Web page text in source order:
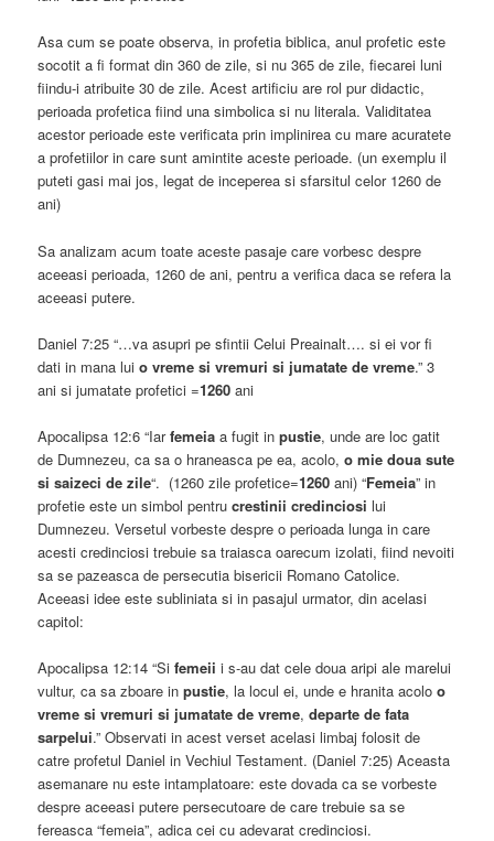
Asa cum se poate observa, in profetia biblica, anul profetic este
socotit a fi format din 360 de zile, si nu 365 de zile, fiecarei luni
fiindu-i atribuite 30 de zile. Acest artificiu are rol pur didactic,
perioada profetica fiind una simbolica si nu literala. Validitatea
acestor perioade este verificata prin implinirea cu mare acuratete
a profetiilor in care sunt amintite aceste perioade. (un exemplu il
puteti gasi mai jos, legat de inceperea si sfarsitul celor 1260 de
ani)
Sa analizam acum toate aceste pasaje care vorbesc despre
aceeasi perioada, 1260 de ani, pentru a verifica daca se refera la
aceeasi putere.
Daniel 7:25 “…va asupri pe sfintii Celui Preainalt…. si ei vor fi
dati in mana luio vreme si vremuri si jumatate de vreme.” 3
ani si jumatate profetici =1260 ani
Apocalipsa 12:6 “Iarfemeia a fugit inpustie, unde are loc gatit
de Dumnezeu, ca sa o hraneasca pe ea, acolo,o mie doua sute
si saizeci de zile“. (1260 zile profetice=1260 ani) “Femeia” in
profetie este un simbol pentrucrestinii credinciosi lui
Dumnezeu. Versetul vorbeste despre o perioada lunga in care
acesti credinciosi trebuie sa traiasca oarecum izolati, fiind nevoiti
sa se pazeasca de persecutia bisericii Romano Catolice.
Aceeasi idee este subliniata si in pasajul urmator, din acelasi
capitol:
Apocalipsa 12:14 “Sifemeii i s-au dat cele doua aripi ale marelui
vultur, ca sa zboare inpustie, la locul ei, unde e hranita acoloo
vreme si vremuri si jumatate de vreme,departe de fata
sarpelui.” Observati in acest verset acelasi limbaj folosit de
catre profetul Daniel in Vechiul Testament. (Daniel 7:25) Aceasta
asemanare nu este intamplatoare: este dovada ca se vorbeste
despre aceeasi putere persecutoare de care trebuie sa se
fereasca “femeia”, adica cei cu adevarat credinciosi.